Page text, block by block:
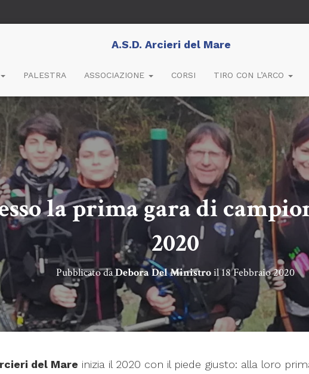
A.S.D. Arcieri del Mare
PALESTRA ASSOCIAZIONE CORSI TIRO CON L’ARCO
la prima gara di
2020
Pubblicato daDebora Del Ministroil18 Febbraio 2020
del Mare inizia il 2020 con il piede giusto: alla loro